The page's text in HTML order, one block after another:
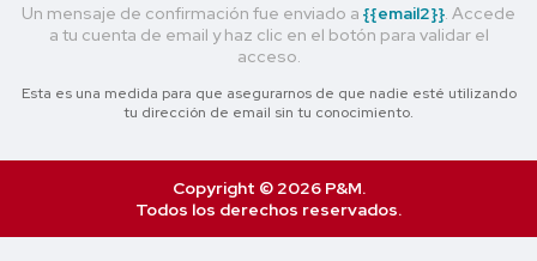
Un mensaje de confirmación fue enviado a {{email2}} . Accede
a tu cuenta de email y haz clic en el botón para validar el
acceso.
Esta es una medida para que asegurarnos de que nadie esté utilizando
tu dirección de email sin tu conocimiento.
Copyright © 2026 P&M.
Todos los derechos reservados.